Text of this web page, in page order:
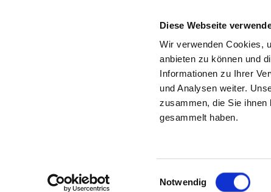
Diese Webseite
Wir verwenden Cookies,
anbieten zu können und
Informationen zu Ihrer
und Analysen weiter.
zusammen, die Sie
gesammelt haben.
Einwilligungsauswahl
Notwendig
Zurück zu den Suchergebnissen